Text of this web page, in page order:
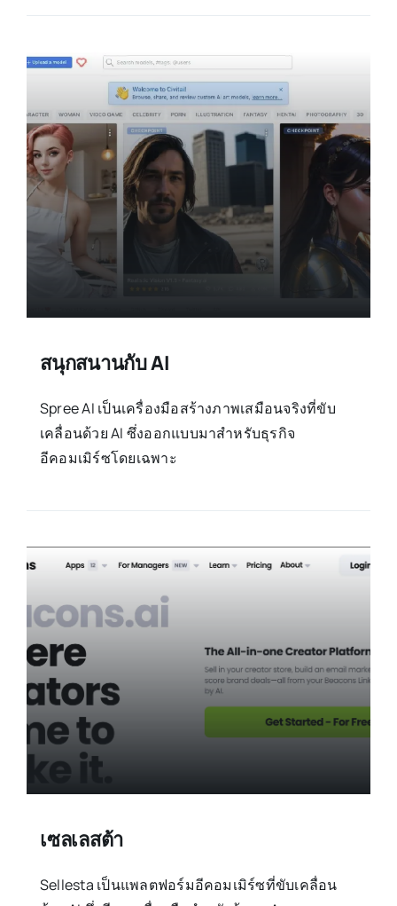
สนุกสนานกับ AI
Spree AI เป็นเครื่องมือสร้างภาพเสมือนจริงที่ขับ
เคลื่อนด้วย AI ซึ่งออกแบบมาสำหรับธุรกิจ
อีคอมเมิร์ซโดยเฉพาะ
เซลเลสต้า
Sellesta เป็นแพลตฟอร์มอีคอมเมิร์ซที่ขับเคลื่อน